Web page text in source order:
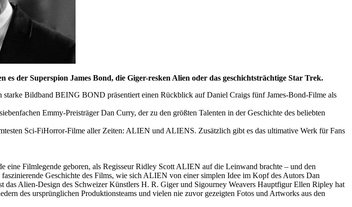
der Superspion James Bond, die Giger-resken Alien oder das geschichtsträchtige Star Trek.
Bildband BEING BOND präsentiert einen Rückblick auf Daniel Craigs fünf James-Bond-Filme als
Emmy-Preisträger Dan Curry, der zu den größten Talenten in der Geschichte des beliebten
Sci-FiHorror-Filme aller Zeiten: ALIEN und ALIENS. Zusätzlich gibt es das ultimative Werk für Fans
Filmlegende geboren, als Regisseur Ridley Scott ALIEN auf die Leinwand brachte – und den
Geschichte des Films, wie sich ALIEN von einer simplen Idee im Kopf des Autors Dan
Alien-Design des Schweizer Künstlers H. R. Giger und Sigourney Weavers Hauptfigur Ellen Ripley hat
des ursprünglichen Produktionsteams und vielen nie zuvor gezeigten Fotos und Artworks aus den